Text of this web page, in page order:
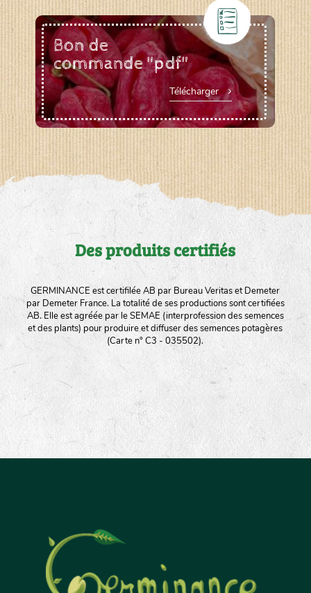
Bon de
commande "pdf"
Télécharger
Des produits certifiés
GERMINANCE est certifilée AB par Bureau Veritas et Demeter
par Demeter France. La totalité de ses productions sont certifiées
AB. Elle est agréée par le SEMAE (interprofession des semences
et des plants) pour produire et diffuser des semences potagères
(Carte n° C3 - 035502).